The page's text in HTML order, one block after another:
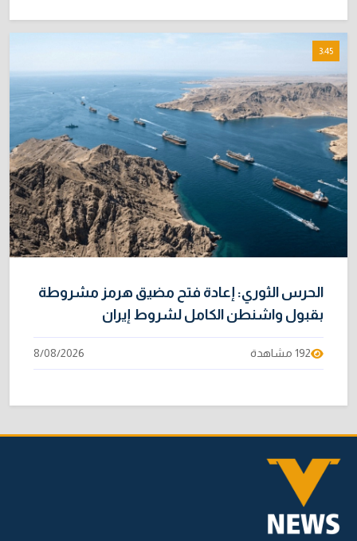
3:45
الحرس الثوري: إعادة فتح مضيق هرمز مشروطة
بقبول واشنطن الكامل لشروط إيران
192 مشاهدة 8/08/2026